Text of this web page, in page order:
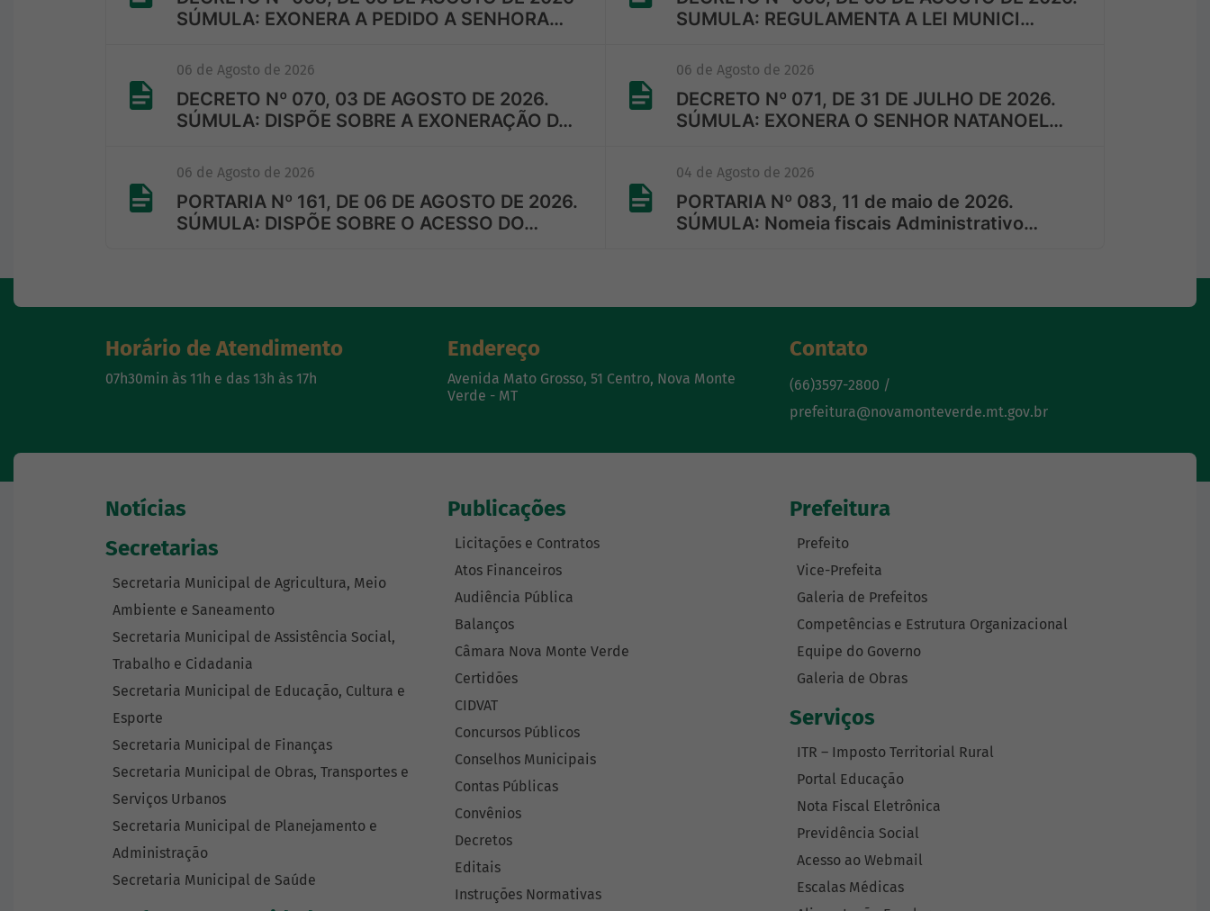
SÚMULA: EXONERA A PEDIDO A SENHORA…
SUMULA: REGULAMENTA A LEI MUNICI…
06 de Agosto de 2026
DECRETO Nº 070, 03 DE AGOSTO DE 2026.
SÚMULA: DISPÕE SOBRE A EXONERAÇÃO D…
06 de Agosto de 2026
DECRETO Nº 071, DE 31 DE JULHO DE 2026.
SÚMULA: EXONERA O SENHOR NATANOEL…
06 de Agosto de 2026
PORTARIA Nº 161, DE 06 DE AGOSTO DE 2026.
SÚMULA: DISPÕE SOBRE O ACESSO DO…
04 de Agosto de 2026
PORTARIA Nº 083, 11 de maio de 2026.
SÚMULA: Nomeia fiscais Administrativo…
Horário de Atendimento
07h30min às 11h e das 13h às 17h
Endereço
Avenida Mato Grosso, 51 Centro, Nova Monte
Verde - MT
Contato
(66)3597-2800 /
prefeitura@novamonteverde.mt.gov.br
Notícias
Secretarias
Secretaria Municipal de Agricultura, Meio
Ambiente e Saneamento
Secretaria Municipal de Assistência Social,
Trabalho e Cidadania
Secretaria Municipal de Educação, Cultura e
Esporte
Secretaria Municipal de Finanças
Secretaria Municipal de Obras, Transportes e
Serviços Urbanos
Secretaria Municipal de Planejamento e
Administração
Secretaria Municipal de Saúde
Publicações
Licitações e Contratos
Atos Financeiros
Audiência Pública
Balanços
Câmara Nova Monte Verde
Certidões
CIDVAT
Concursos Públicos
Conselhos Municipais
Contas Públicas
Convênios
Decretos
Editais
Instruções Normativas
Prefeitura
Prefeito
Vice-Prefeita
Galeria de Prefeitos
Competências e Estrutura Organizacional
Equipe do Governo
Galeria de Obras
Serviços
ITR – Imposto Territorial Rural
Portal Educação
Nota Fiscal Eletrônica
Previdência Social
Acesso ao Webmail
Escalas Médicas